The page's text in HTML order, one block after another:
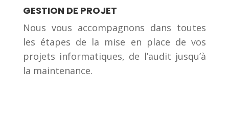
GESTION DE PROJET
Nous vous accompagnons dans toutes
les étapes de la mise en place de vos
projets informatiques, de l’audit jusqu’à
la maintenance.